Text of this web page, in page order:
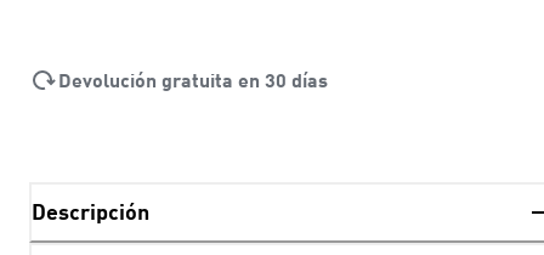
Devolución gratuita en 30 días
Descripción